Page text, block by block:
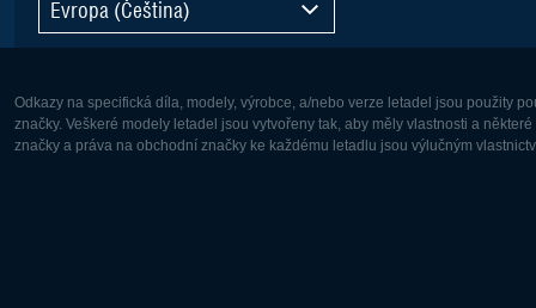
Evropa (Čeština)
Odkazy na specifická díla, modely, výrobce, a/nebo verze letadel jsou použity
značky. Veškeré modely letadel jsou vytvořeny tak, aby měly vlastnosti a
značky a práva na obchodní značky ke každému letadlu jsou výlučným